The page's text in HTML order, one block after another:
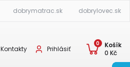
dobrymatrac.sk dobrylovec.sk
Kontakty Prihlásiť
0
Košík
0 Kč